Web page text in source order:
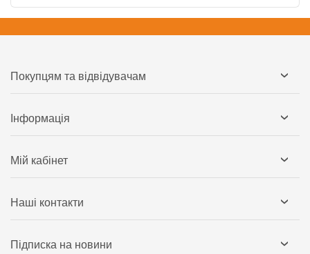
Покупцям та відвідувачам
Інформація
Мій кабінет
Наші контакти
Підписка на новини